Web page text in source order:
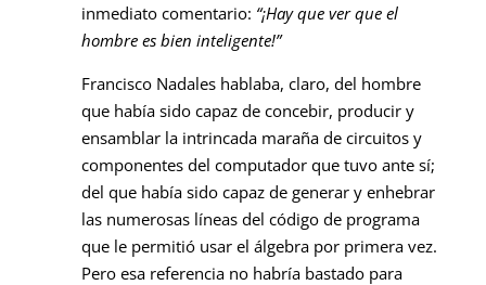
inmediato comentario: “¡Hay que ver que el
hombre es bien inteligente!”
Francisco Nadales hablaba, claro, del hombre
que había sido capaz de concebir, producir y
ensamblar la intrincada maraña de circuitos y
componentes del computador que tuvo ante sí;
del que había sido capaz de generar y enhebrar
las numerosas líneas del código de programa
que le permitió usar el álgebra por primera vez.
Pero esa referencia no habría bastado para